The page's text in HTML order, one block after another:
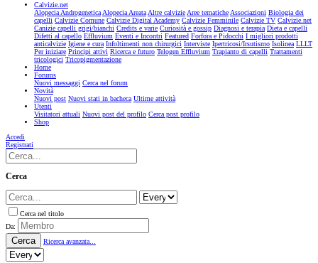
Calvizie.net
Alopecia AndrogeneticaAlopecia AreataAltre calvizieAree tematicheAssociazioni Biologia dei
capelli Calvizie Comune Calvizie Digital Academy Calvizie Femminile Calvizie TV Calvizie.net
Canizie capelli grigi/bianchi Credits e varie Curiosità e gossip Diagnosi e terapia Dieta e capelli
Difetti al capello Effluvium Eventi e Incontri Featured Forfora e Pidocchi I migliori prodotti
anticalvizie Igiene e cura Infoltimenti non chirurgici Interviste Ipertricosi/Irsutismo Isolinea LLLT
Per iniziare Principi attivi Ricerca e futuro Telogen Effluvium Trapianto di capelli Trattamenti
tricologici Tricopigmentazione
Home
Forums
Nuovi messaggi Cerca nel forum
Novità
Nuovi post Nuovi stati in bacheca Ultime attività
Utenti
Visitatori attuali Nuovi post del profilo Cerca post profilo
Shop
Accedi
Registrati
Cerca
Cerca nel titolo
Da:
Cerca Ricerca avanzata...